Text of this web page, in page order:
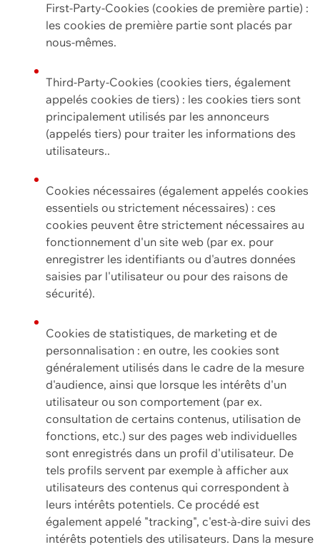
First-Party-Cookies (cookies de première partie) :
les cookies de première partie sont placés par
nous-mêmes.
Third-Party-Cookies (cookies tiers, également
appelés cookies de tiers) : les cookies tiers sont
principalement utilisés par les annonceurs
(appelés tiers) pour traiter les informations des
utilisateurs..
Cookies nécessaires (également appelés cookies
essentiels ou strictement nécessaires) : ces
cookies peuvent être strictement nécessaires au
fonctionnement d'un site web (par ex. pour
enregistrer les identifiants ou d'autres données
saisies par l'utilisateur ou pour des raisons de
sécurité).
Cookies de statistiques, de marketing et de
personnalisation : en outre, les cookies sont
généralement utilisés dans le cadre de la mesure
d'audience, ainsi que lorsque les intérêts d'un
utilisateur ou son comportement (par ex.
consultation de certains contenus, utilisation de
fonctions, etc.) sur des pages web individuelles
sont enregistrés dans un profil d'utilisateur. De
tels profils servent par exemple à afficher aux
utilisateurs des contenus qui correspondent à
leurs intérêts potentiels. Ce procédé est
également appelé "tracking", c'est-à-dire suivi des
intérêts potentiels des utilisateurs. Dans la mesure